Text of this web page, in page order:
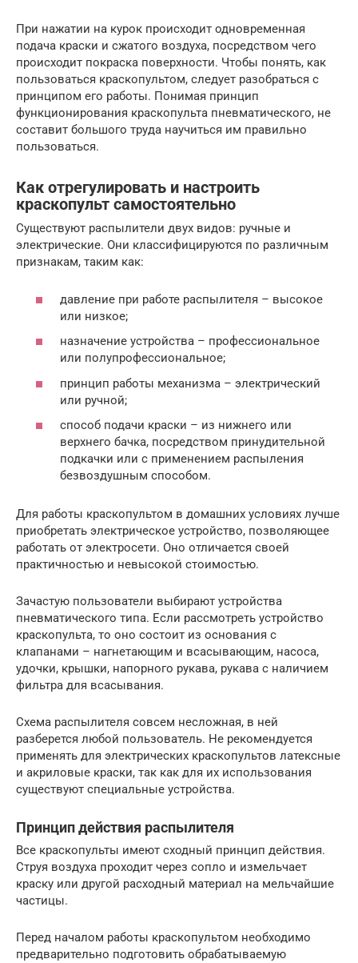
При нажатии на курок происходит одновременная
подача краски и сжатого воздуха, посредством чего
происходит покраска поверхности. Чтобы понять, как
пользоваться краскопультом, следует разобраться с
принципом его работы. Понимая принцип
функционирования краскопульта пневматического, не
составит большого труда научиться им правильно
пользоваться.
Как отрегулировать и настроить
краскопульт самостоятельно
Существуют распылители двух видов: ручные и
электрические. Они классифицируются по различным
признакам, таким как:
давление при работе распылителя – высокое
или низкое;
назначение устройства – профессиональное
или полупрофессиональное;
принцип работы механизма – электрический
или ручной;
способ подачи краски – из нижнего или
верхнего бачка, посредством принудительной
подкачки или с применением распыления
безвоздушным способом.
Для работы краскопультом в домашних условиях лучше
приобретать электрическое устройство, позволяющее
работать от электросети. Оно отличается своей
практичностью и невысокой стоимостью.
Зачастую пользователи выбирают устройства
пневматического типа. Если рассмотреть устройство
краскопульта, то оно состоит из основания с
клапанами – нагнетающим и всасывающим, насоса,
удочки, крышки, напорного рукава, рукава с наличием
фильтра для всасывания.
Схема распылителя совсем несложная, в ней
разберется любой пользователь. Не рекомендуется
применять для электрических краскопультов латексные
и акриловые краски, так как для их использования
существуют специальные устройства.
Принцип действия распылителя
Все краскопульты имеют сходный принцип действия.
Струя воздуха проходит через сопло и измельчает
краску или другой расходный материал на мельчайшие
частицы.
Перед началом работы краскопультом необходимо
предварительно подготовить обрабатываемую